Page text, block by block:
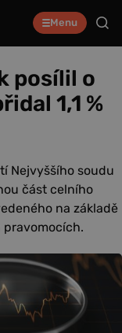
Menu
posílil o
1,1 %
Nejvyššího soudu
část celního
na základě
pravomocích.